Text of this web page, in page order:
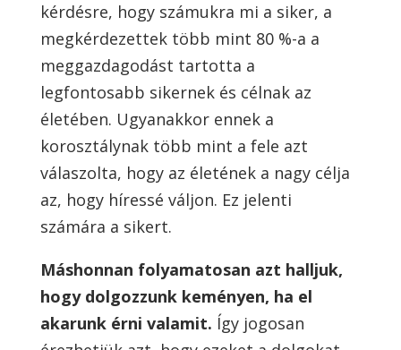
kérdésre, hogy számukra mi a siker, a
megkérdezettek több mint 80 %-a a
meggazdagodást tartotta a
legfontosabb sikernek és célnak az
életében. Ugyanakkor ennek a
korosztálynak több mint a fele azt
válaszolta, hogy az életének a nagy célja
az, hogy híressé váljon. Ez jelenti
számára a sikert.
Máshonnan folyamatosan azt halljuk,
hogy dolgozzunk keményen, ha el
akarunk érni valamit. Így jogosan